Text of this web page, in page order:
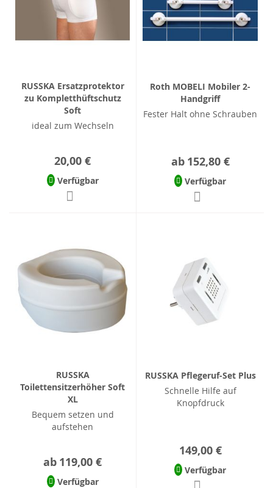
RUSSKA Ersatzprotektor
zu Kompletthüftschutz
Soft
ideal zum Wechseln
20,00 €
Verfügbar
Roth MOBELI Mobiler 2-
Handgriff
Fester Halt ohne Schrauben
ab 152,80 €
Verfügbar
RUSSKA
Toilettensitzerhöher Soft
XL
Bequem setzen und
aufstehen
ab 119,00 €
Verfügbar
RUSSKA Pflegeruf-Set Plus
Schnelle Hilfe auf
Knopfdruck
149,00 €
Verfügbar